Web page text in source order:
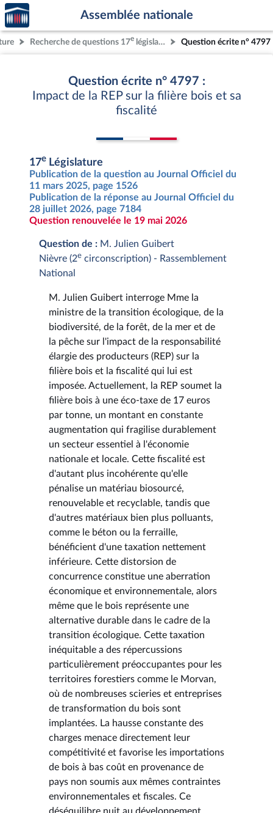
Aller au contenu
Aller en bas de la page
Accèder
à la
page
d'accueil
Assemblée nationale
Recherche de questions 17e législature Question écrite n° 4797
Question écrite n° 4797 :
Impact de la REP sur la filière bois et sa
fiscalité
17e Législature
Publication de la question au Journal Officiel du
11 mars 2025, page 1526
Publication de la réponse au Journal Officiel du
28 juillet 2026, page 7184
Question renouvelée le 19 mai 2026
Question de : M. Julien Guibert
Nièvre (2e circonscription) - Rassemblement
National
M. Julien Guibert interroge Mme la
ministre de la transition écologique, de la
biodiversité, de la forêt, de la mer et de
la pêche sur l'impact de la responsabilité
élargie des producteurs (REP) sur la
filière bois et la fiscalité qui lui est
imposée. Actuellement, la REP soumet la
filière bois à une éco-taxe de 17 euros
par tonne, un montant en constante
augmentation qui fragilise durablement
un secteur essentiel à l'économie
nationale et locale. Cette fiscalité est
d'autant plus incohérente qu'elle
pénalise un matériau biosourcé,
renouvelable et recyclable, tandis que
d'autres matériaux bien plus polluants,
comme le béton ou la ferraille,
bénéficient d'une taxation nettement
inférieure. Cette distorsion de
concurrence constitue une aberration
économique et environnementale, alors
même que le bois représente une
alternative durable dans le cadre de la
transition écologique. Cette taxation
inéquitable a des répercussions
particulièrement préoccupantes pour les
territoires forestiers comme le Morvan,
où de nombreuses scieries et entreprises
de transformation du bois sont
implantées. La hausse constante des
charges menace directement leur
compétitivité et favorise les importations
de bois à bas coût en provenance de
pays non soumis aux mêmes contraintes
environnementales et fiscales. Ce
déséquilibre nuit au développement